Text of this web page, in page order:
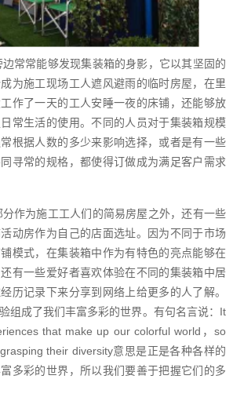
常常能够发现集装箱的身影，它以其坚固的
为施工现场工人遮风避雨的临时房屋，在里
作了一天的工人安睡一夜的床铺，还能够放
常生活的使用。不同的人员对于集装箱规模
根据人数的多少来影响选择，或者是有一些
寻常的规格，都使得订做成为满足客户需求
作为施工工人们的简易房屋之外，还有一些
动房作为自己的店面选址。因为不同于市场
模式，在集装箱中作为有特色的亮点能够在
有一些爱好者喜欢体验在不同的集装箱中居
历记录下来分享到网络上给更多的人了解。
组成了我们丰富多彩的世界。有句名言说：It
that make up our colorful world，so
their diversity意思是正是各种各样的
多彩的世界，所以我们要善于把握它们的多